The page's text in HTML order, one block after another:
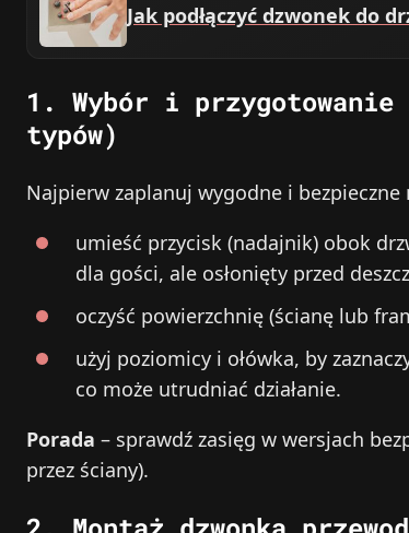
Jak podłączyć dzwonek do
1. Wybór i przygotowanie
typów)
Najpierw zaplanuj wygodne i
umieść przycisk (nadajnik) obok
dla gości, ale osłonięty przed
oczyść powierzchnię (ścianę lub
użyj poziomicy i ołówka, by
co może utrudniać działanie.
Porada – sprawdź zasięg w wersjach
przez ściany).